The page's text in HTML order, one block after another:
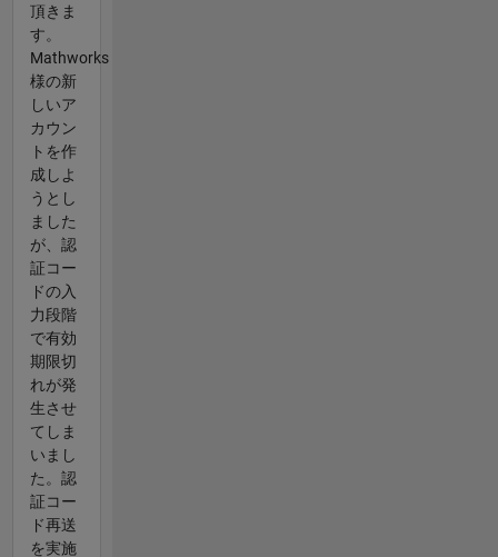
頂きま
す。
Mathworks
様の新
しいア
カウン
トを作
成しよ
うとし
ました
が、認
証コー
ドの入
力段階
で有効
期限切
れが発
生させ
てしま
いまし
た。認
証コー
ド再送
を実施